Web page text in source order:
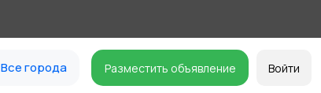
Все города Разместить объявление Войти